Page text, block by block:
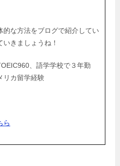
的な方法をブログで紹介してい
きましょうね！
、語学学校で３年勤
リカ留学経験
ら